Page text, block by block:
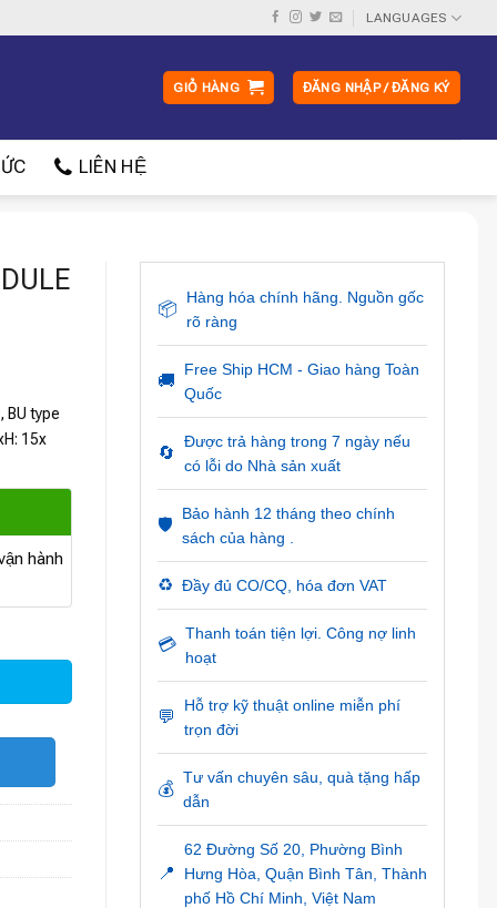
LANGUAGES
GIỎ HÀNG ĐĂNG NHẬP / ĐĂNG KÝ
LIÊN HỆ
BU type
15x
hành
📦
Hàng hóa chính hãng. Nguồn gốc
rõ ràng
🚚
Free Ship HCM - Giao hàng Toàn
Quốc
🔄
Được trả hàng trong 7 ngày nếu
có lỗi do Nhà sản xuất
🛡️
Bảo hành 12 tháng theo chính
sách của hàng .
♻️ Đầy đủ CO/CQ, hóa đơn VAT
💳
Thanh toán tiện lợi. Công nợ linh
hoạt
💬
Hỗ trợ kỹ thuật online miễn phí
trọn đời
💰
Tư vấn chuyên sâu, quà tặng hấp
dẫn
📍
62 Đường Số 20, Phường Bình
Hưng Hòa, Quận Bình Tân, Thành
phố Hồ Chí Minh, Việt Nam